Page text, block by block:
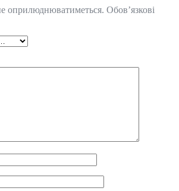
оприлюднюватиметься. Обов’язкові